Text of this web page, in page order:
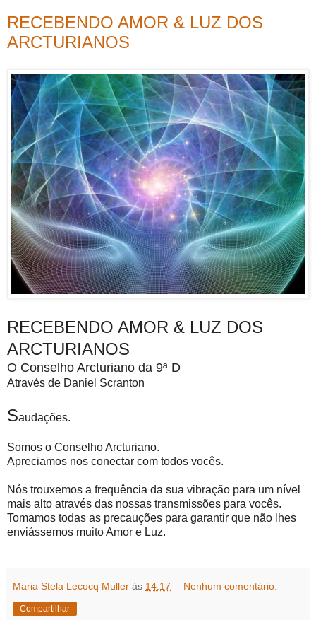
RECEBENDO AMOR & LUZ DOS
ARCTURIANOS
RECEBENDO AMOR & LUZ DOS
ARCTURIANOS
O Conselho Arcturiano da 9ª D
Através de Daniel Scranton
Saudações.
Somos o Conselho Arcturiano.
Apreciamos nos conectar com todos vocês.
Nós trouxemos a frequência da sua vibração para um nível
mais alto através das nossas transmissões para vocês.
Tomamos todas as precauções para garantir que não lhes
enviássemos muito Amor e Luz.
Maria Stela Lecocq Muller às 14:17 Nenhum comentário:
Compartilhar